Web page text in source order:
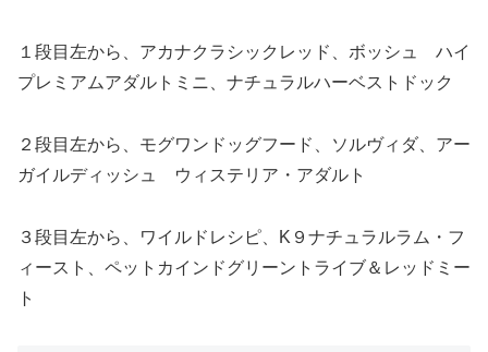
１段目左から、アカナクラシックレッド、ボッシュ ハイ
プレミアムアダルトミニ、ナチュラルハーベストドック
２段目左から、モグワンドッグフード、ソルヴィダ、アー
ガイルディッシュ ウィステリア・アダルト
３段目左から、ワイルドレシピ、K９ナチュラルラム・フ
ィースト、ペットカインドグリーントライブ＆レッドミー
ト